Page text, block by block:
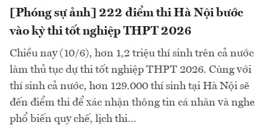
[Phóng sự ảnh] 222 điểm thi Hà Nội bước
vào kỳ thi tốt nghiệp THPT 2026
Chiều nay (10/6), hơn 1,2 triệu thí sinh trên cả nước
làm thủ tục dự thi tốt nghiệp THPT 2026. Cùng với
thí sinh cả nước, hơn 129.000 thí sinh tại Hà Nội sẽ
đến điểm thi để xác nhận thông tin cá nhân và nghe
phổ biến quy chế, lịch thi…